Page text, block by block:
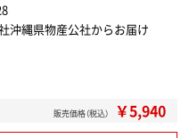
沖縄県物産公社からお届け
販売価格（税込） ￥5,940